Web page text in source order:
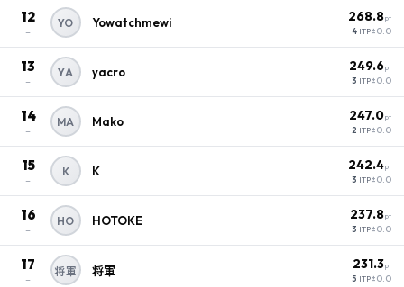
12
–
YO Yowatchmewi 268.8pt
4 ITP±0.0
13
–
YA yacro 249.6pt
3 ITP±0.0
14
–
MA Mako 247.0pt
2 ITP±0.0
15
–
K K 242.4pt
3 ITP±0.0
16
–
HO HOTOKE 237.8pt
3 ITP±0.0
17
–
将軍 将軍 231.3pt
5 ITP±0.0